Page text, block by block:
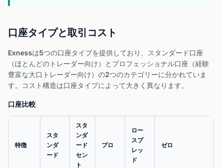
口座タイプと取引コスト
Exnessは5つの口座タイプを提供しており、スタンダード口座
（ほとんどのトレーダー向け）とプロフェッショナル口座（経験
豊富な大口トレーダー向け）の2つのカテゴリーに分かれていま
す。コスト構造は口座タイプによって大きく異なります。
口座比較
特徴
スタ
ンダ
ード
スタ
ンダ
ード
セン
ト
プロ
ロー
スプ
レッ
ド
ゼロ